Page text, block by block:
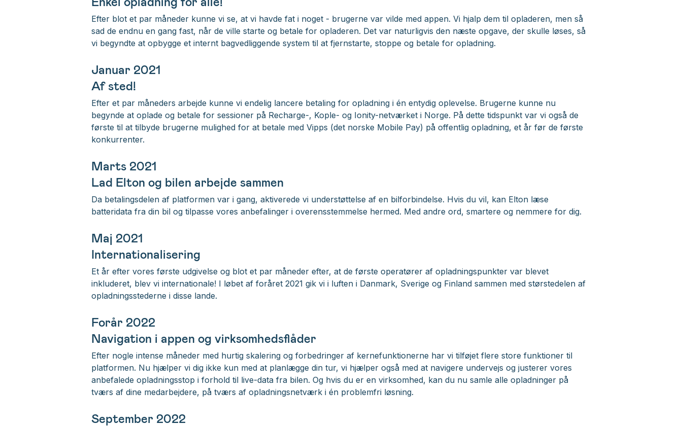
Efter blot et par måneder kunne vi se, at vi havde fat i noget - brugerne var vilde med appen. Vi hjalp dem til opladeren, men så
sad de endnu en gang fast, når de ville starte og betale for opladeren. Det var naturligvis den næste opgave, der skulle løses, så
vi begyndte at opbygge et internt bagvedliggende system til at fjernstarte, stoppe og betale for opladning.
Januar 2021
Af sted!
Efter et par måneders arbejde kunne vi endelig lancere betaling for opladning i én entydig oplevelse. Brugerne kunne nu
begynde at oplade og betale for sessioner på Recharge-, Kople- og Ionity-netværket i Norge. På dette tidspunkt var vi også de
første til at tilbyde brugerne mulighed for at betale med Vipps (det norske Mobile Pay) på offentlig opladning, et år før de første
konkurrenter.
Marts 2021
Lad Elton og bilen arbejde sammen
Da betalingsdelen af platformen var i gang, aktiverede vi understøttelse af en bilforbindelse. Hvis du vil, kan Elton læse
batteridata fra din bil og tilpasse vores anbefalinger i overensstemmelse hermed. Med andre ord, smartere og nemmere for dig.
Maj 2021
Internationalisering
Et år efter vores første udgivelse og blot et par måneder efter, at de første operatører af opladningspunkter var blevet
inkluderet, blev vi internationale! I løbet af foråret 2021 gik vi i luften i Danmark, Sverige og Finland sammen med størstedelen af
opladningsstederne i disse lande.
Forår 2022
Navigation i appen og virksomhedsflåder
Efter nogle intense måneder med hurtig skalering og forbedringer af kernefunktionerne har vi tilføjet flere store funktioner til
platformen. Nu hjælper vi dig ikke kun med at planlægge din tur, vi hjælper også med at navigere undervejs og justerer vores
anbefalede opladningsstop i forhold til live-data fra bilen. Og hvis du er en virksomhed, kan du nu samle alle opladninger på
tværs af dine medarbejdere, på tværs af opladningsnetværk i én problemfri løsning.
September 2022